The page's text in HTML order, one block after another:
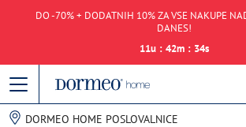
DO -70% + DODATNIH 10% ZA VSE NAKUPE
DANES!
11u : 42m : 34s
DORMEO HOME POSLOVALNICE